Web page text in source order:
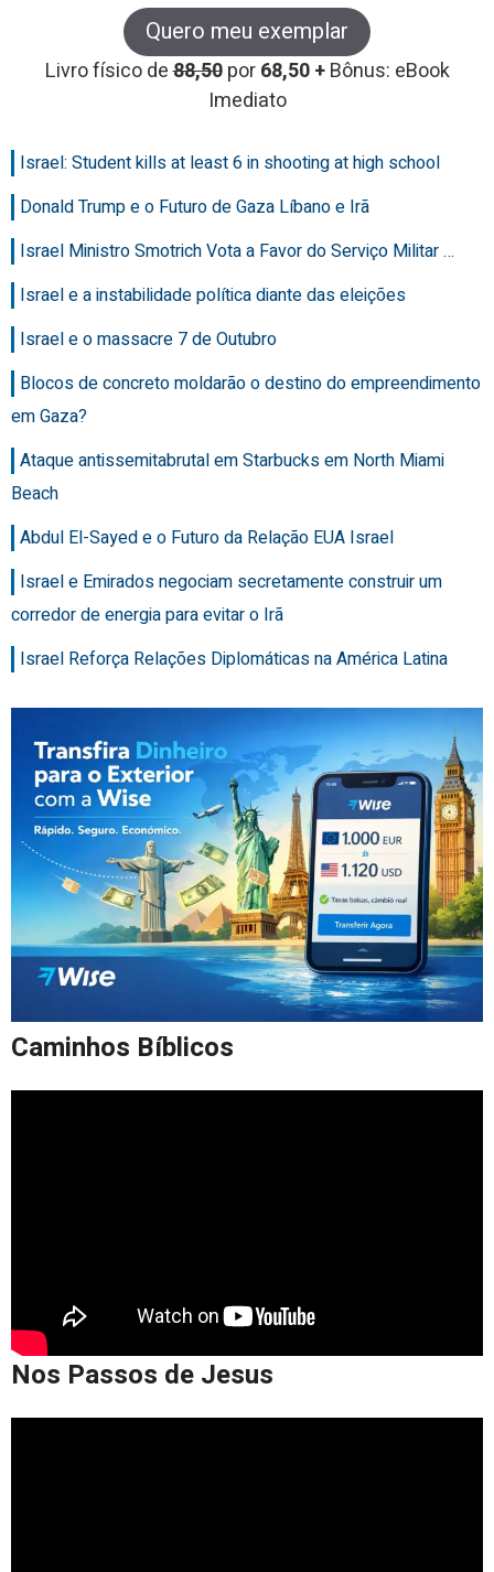
Quero meu exemplar
Livro físico de88,50 por68,50 +Bônus: eBook
Imediato
Israel: Student kills at least 6 in shooting at high school
Donald Trump e o Futuro de Gaza Líbano e Irã
Israel Ministro Smotrich Vota a Favor do Serviço Militar …
Israel e a instabilidade política diante das eleições
Israel e o massacre 7 de Outubro
Blocos de concreto moldarão o destino do empreendimento
em Gaza?
Ataque antissemitabrutal em Starbucks em North Miami
Beach
Abdul El-Sayed e o Futuro da Relação EUA Israel
Israel e Emirados negociam secretamente construir um
corredor de energia para evitar o Irã
Israel Reforça Relações Diplomáticas na América Latina
Caminhos Bíblicos
Nos Passos de Jesus